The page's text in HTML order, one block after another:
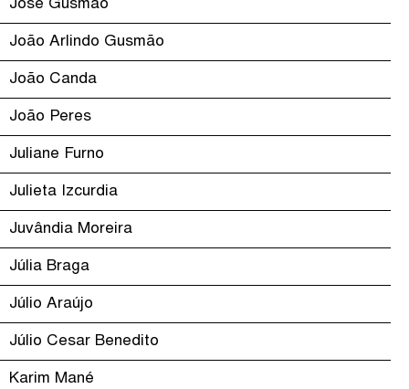
José Gusmão
João Arlindo Gusmão
João Canda
João Peres
Juliane Furno
Julieta Izcurdia
Juvândia Moreira
Júlia Braga
Júlio Araújo
Júlio Cesar Benedito
Karim Mané